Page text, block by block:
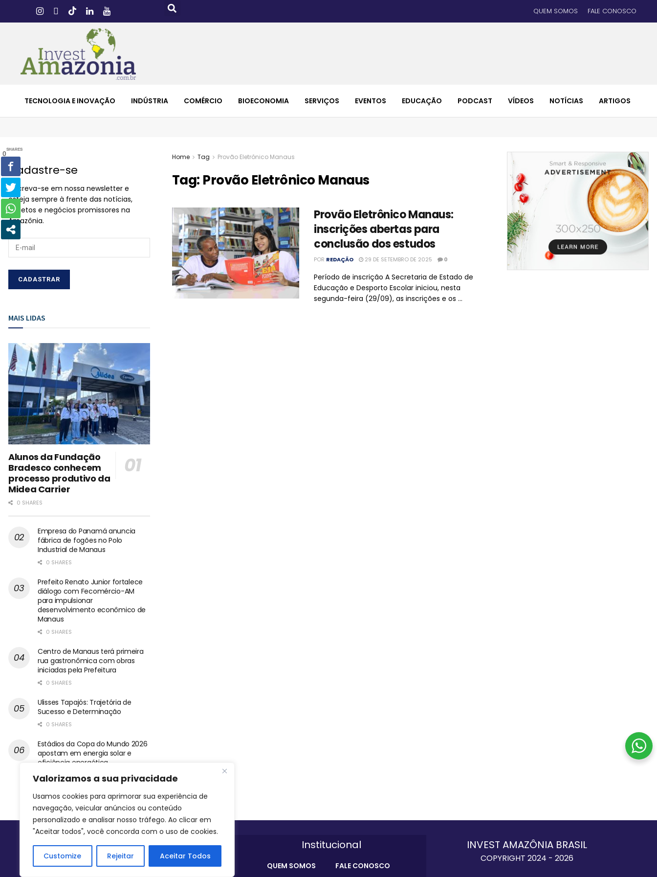
Valorizamos a sua privacidade
Usamos cookies para aprimorar sua experiência de
navegação, veicular anúncios ou conteúdo
personalizado e analisar nosso tráfego. Ao clicar em
"Aceitar todos", você concorda com o uso de cookies.
Customize Rejeitar Aceitar Todos
QUEM SOMOS FALE CONOSCO
TECNOLOGIA E INOVAÇÃO INDÚSTRIA COMÉRCIO BIOECONOMIA SERVIÇOS EVENTOS EDUCAÇÃO PODCAST VÍDEOS NOTÍCIAS ARTIGOS
Home Tag Provão Eletrônico Manaus
Tag: Provão Eletrônico Manaus
Provão Eletrônico Manaus:
inscrições abertas para
conclusão dos estudos
POR REDAÇÃO 29 DE SETEMBRO DE 2025 0
Período de inscrição A Secretaria de Estado de
Educação e Desporto Escolar iniciou, nesta
segunda-feira (29/09), as inscrições e os ...
Cadastre-se
Inscreva-se em nossa newsletter e
esteja sempre à frente das notícias,
projetos e negócios promissores na
Amazônia.
MAIS LIDAS
Alunos da Fundação
Bradesco conhecem
processo produtivo da
Midea Carrier
0 SHARES
Empresa do Panamá anuncia
fábrica de fogões no Polo
Industrial de Manaus
0 SHARES
Prefeito Renato Junior fortalece
diálogo com Fecomércio-AM
para impulsionar
desenvolvimento econômico de
Manaus
0 SHARES
Centro de Manaus terá primeira
rua gastronômica com obras
iniciadas pela Prefeitura
0 SHARES
Ulisses Tapajós: Trajetória de
Sucesso e Determinação
0 SHARES
Estádios da Copa do Mundo 2026
apostam em energia solar e
eficiência energética
0 SHARES
Siga-nos Institucional
QUEM SOMOS FALE CONOSCO
INVEST AMAZÔNIA BRASIL
COPYRIGHT 2024 - 2026
0
SHARES